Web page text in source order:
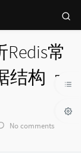
常
结构
No comments